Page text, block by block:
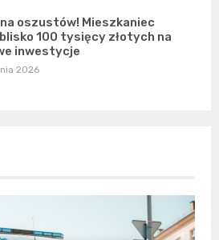
oszustów! Mieszkaniec
100 tysięcy złotych na
inwestycje
2026